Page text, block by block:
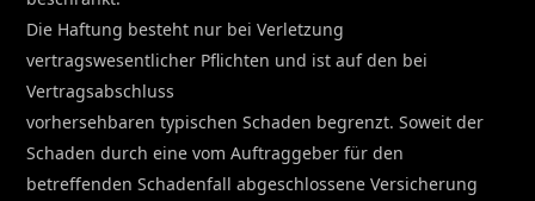
Die Haftung besteht nur bei Verletzung
vertragswesentlicher Pflichten und ist auf den bei
Vertragsabschluss
vorhersehbaren typischen Schaden begrenzt. Soweit der
Schaden durch eine vom Auftraggeber für den
betreffenden Schadenfall abgeschlossene Versicherung